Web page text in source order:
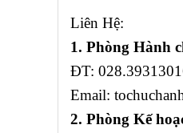
Liên Hệ:
1. Phòng Hành
ĐT:
Email:
2. Phòng Kế